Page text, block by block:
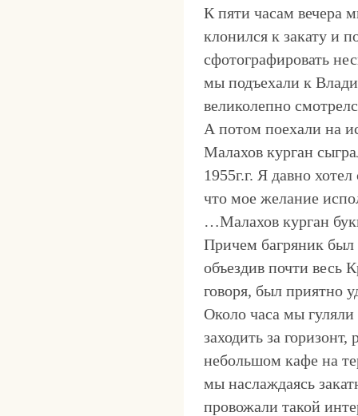
К пяти часам вечера
клонился к закату и
сфотографировать
мы подъехали к
великолепно
А потом поехали на
Малахов курган
1955г.г. Я давно
что мое желание
…Малахов курган
Причем багряник был
объездив почти весь
говоря, был приятно
Около часа мы гуляли
заходить за
небольшом кафе на
мы наслаждаясь
провожали такой